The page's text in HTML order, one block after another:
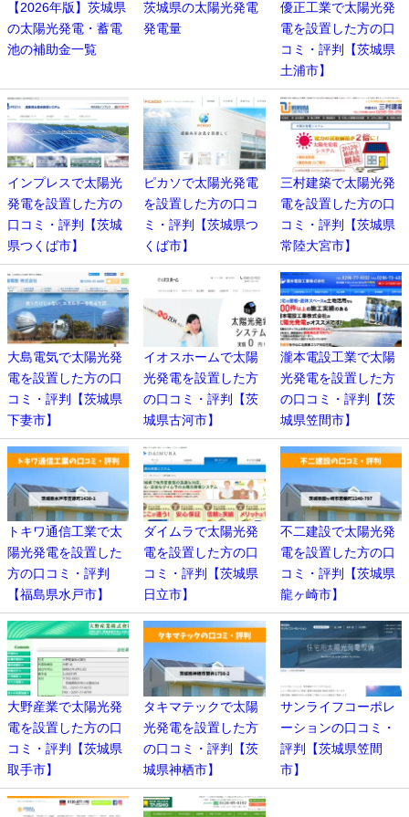
【2026年版】茨城県
の太陽光発電・蓄電
池の補助金一覧
茨城県の太陽光発電
発電量
優正工業で太陽光発
電を設置した方の口
コミ・評判【茨城県
土浦市】
インプレスで太陽光
発電を設置した方の
口コミ・評判【茨城
県つくば市】
ピカソで太陽光発電
を設置した方の口コ
ミ・評判【茨城県つ
くば市】
三村建築で太陽光発
電を設置した方の口
コミ・評判【茨城県
常陸大宮市】
大島電気で太陽光発
電を設置した方の口
コミ・評判【茨城県
下妻市】
イオスホームで太陽
光発電を設置した方
の口コミ・評判【茨
城県古河市】
瀧本電設工業で太陽
光発電を設置した方
の口コミ・評判【茨
城県笠間市】
トキワ通信工業で太
陽光発電を設置した
方の口コミ・評判
【福島県水戸市】
ダイムラで太陽光発
電を設置した方の口
コミ・評判【茨城県
日立市】
不二建設で太陽光発
電を設置した方の口
コミ・評判【茨城県
龍ヶ崎市】
大野産業で太陽光発
電を設置した方の口
コミ・評判【茨城県
取手市】
タキマテックで太陽
光発電を設置した方
の口コミ・評判【茨
城県神栖市】
サンライフコーポレ
ーションの口コミ・
評判【茨城県笠間
市】